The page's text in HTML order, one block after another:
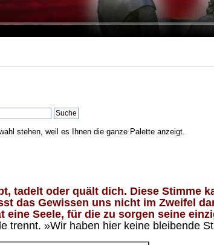
stehen, weil es Ihnen die ganze Palette anzeigt.
tadelt oder quält dich. Diese Stimme
das Gewissen uns nicht im Zweifel
Seele, für die zu sorgen seine
trennt. »Wir haben hier keine bleibende